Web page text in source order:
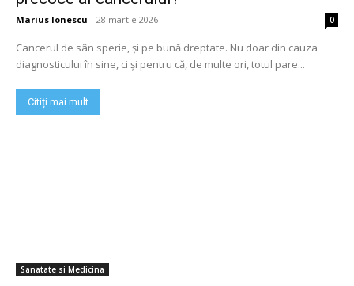
Marius Ionescu - 28 martie 2026 0
Cancerul de sân sperie, și pe bună dreptate. Nu doar din cauza
diagnosticului în sine, ci și pentru că, de multe ori, totul pare...
Citiți mai mult
Sanatate si Medicina